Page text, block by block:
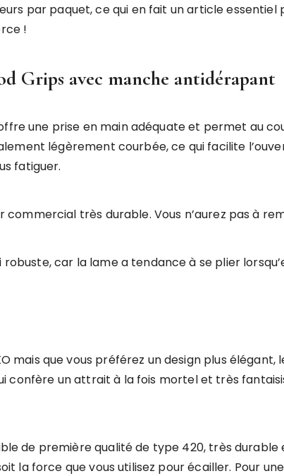
par paquet, ce qui en fait un article essentiel
!
Grips avec manche antidérapant
une prise en main adéquate et permet au
légèrement courbée, ce qui facilite
fatiguer.
commercial très durable. Vous n’aurez pas à
car la lame a tendance à se plier
mais que vous préférez un design plus
confère un attrait à la fois mortel et très
de première qualité de type 420, très
la force que vous utilisez pour écailler. Pour